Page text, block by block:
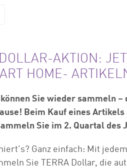
DOLLAR-AKTION:
HOME-
können Sie wieder sammeln
Beim Kauf eines
Sie im 2. Quartal des
Ganz einfach: Mit
Sie TERRA Dollar, die